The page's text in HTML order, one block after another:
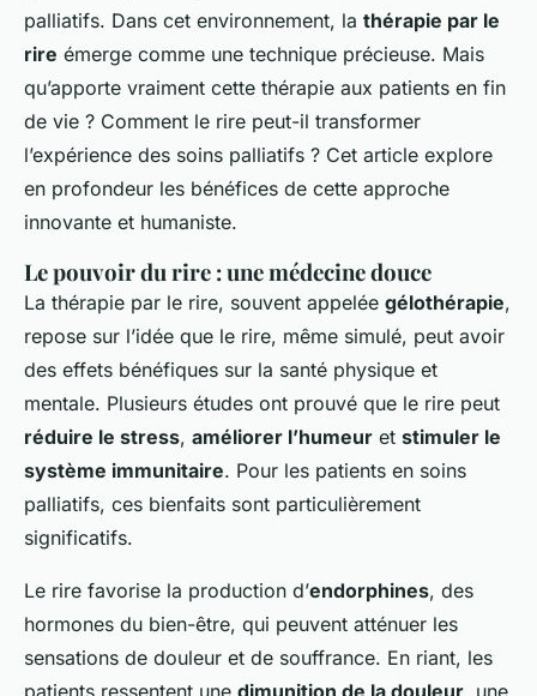
palliatifs. Dans cet environnement, la thérapie par le
rire émerge comme une technique précieuse. Mais
qu’apporte vraiment cette thérapie aux patients en fin
de vie ? Comment le rire peut-il transformer
l’expérience des soins palliatifs ? Cet article explore
en profondeur les bénéfices de cette approche
innovante et humaniste.
Le pouvoir du rire : une médecine douce
La thérapie par le rire, souvent appelée gélothérapie,
repose sur l’idée que le rire, même simulé, peut avoir
des effets bénéfiques sur la santé physique et
mentale. Plusieurs études ont prouvé que le rire peut
réduire le stress, améliorer l’humeur et stimuler le
système immunitaire. Pour les patients en soins
palliatifs, ces bienfaits sont particulièrement
significatifs.
Le rire favorise la production d’endorphines, des
hormones du bien-être, qui peuvent atténuer les
sensations de douleur et de souffrance. En riant, les